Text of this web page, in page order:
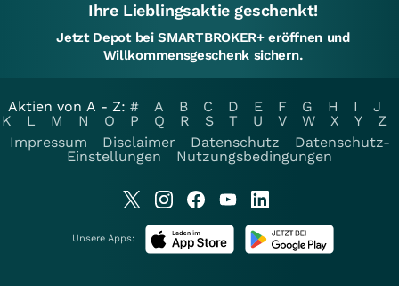
Ihre Lieblingsaktie geschenkt!
Jetzt Depot bei SMARTBROKER+ eröffnen und
Willkommensgeschenk sichern.
Aktien von A - Z: # A B C D E F G H I
J
K
L M N O P Q R S T U V W X Y
Z
Impressum
Disclaimer Datenschutz
Datenschutz-
Einstellungen
Nutzungsbedingungen
Unsere Apps: